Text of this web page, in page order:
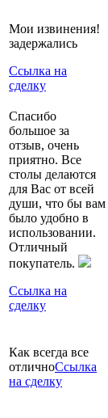
Мои извинения!
задержались
Ссылка на
сделку
Спасибо
большое за
отзыв, очень
приятно. Все
столы делаются
для Вас от всей
души, что бы вам
было удобно в
использовании.
Отличный
покупатель.
Ссылка на
сделку
Как всегда все
отличноСсылка
на сделку